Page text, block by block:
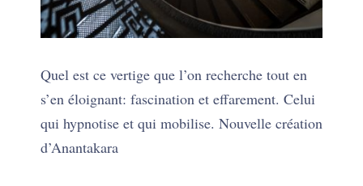
Quel est ce vertige que l’on recherche tout en
s’en éloignant: fascination et effarement. Celui
qui hypnotise et qui mobilise. Nouvelle création
d’Anantakara